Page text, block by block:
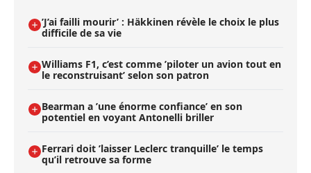
’J’ai failli mourir’ : Häkkinen révèle le choix le plus
difficile de sa vie
Williams F1, c’est comme ’piloter un avion tout en
le reconstruisant’ selon son patron
Bearman a ’une énorme confiance’ en son
potentiel en voyant Antonelli briller
Ferrari doit ’laisser Leclerc tranquille’ le temps
qu’il retrouve sa forme